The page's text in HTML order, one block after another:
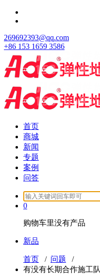
文
269692393@qq.com
+86 153 1659 3586
首页
商城
新闻
专题
案例
问答
Search
for:
0
购物车里没有产品
新品
首页 / 问题 /
有没有长期合作施工队